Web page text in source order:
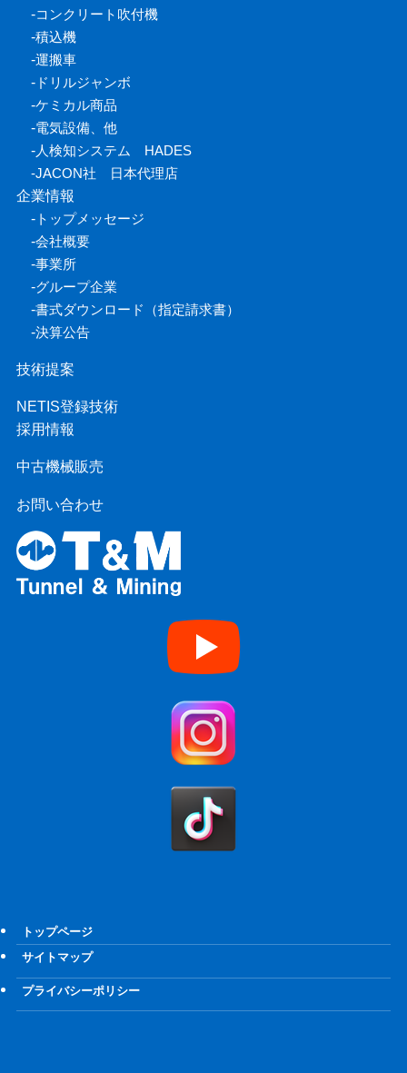
-コンクリート吹付機
-積込機
-運搬車
-ドリルジャンボ
-ケミカル商品
-電気設備、他
-人検知システム HADES
-JACON社 日本代理店
企業情報
-トップメッセージ
-会社概要
-事業所
-グループ企業
-書式ダウンロード（指定請求書）
-決算公告
技術提案
NETIS登録技術
採用情報
中古機械販売
お問い合わせ
トップページ
サイトマップ
プライバシーポリシー